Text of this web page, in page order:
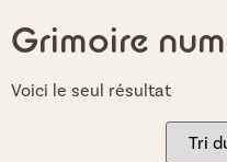
Grimoire
Voici le seul résultat